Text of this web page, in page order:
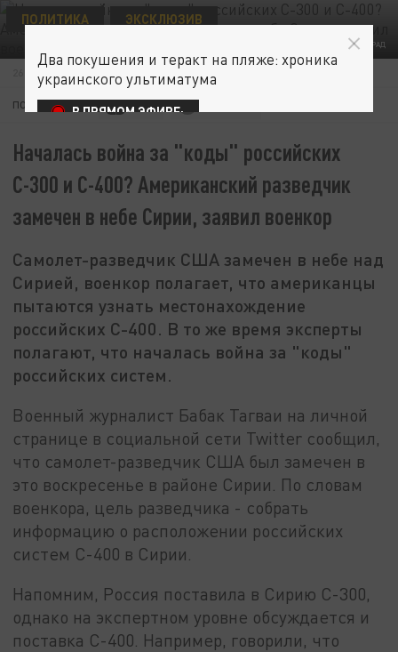
ФОТО: ЦАРЬГРАД
ПОЛИТИКА ЭКСКЛЮЗИВ
26 ФЕВРАЛЯ 15:23
ПОДПИШИТЕСЬ:
Началась война за "коды" российских
С-300 и С-400? Американский разведчик
замечен в небе Сирии, заявил военкор
Самолет-разведчик США замечен в небе над
Сирией, военкор полагает, что американцы
пытаются узнать местонахождение
российских С-400. В то же время эксперты
полагают, что началась война за "коды"
российских систем.
Военный журналист Бабак Тагваи на личной
странице в социальной сети Twitter сообщил,
что самолет-разведчик США был замечен в
это воскресенье в районе Сирии. По словам
военкора, цель разведчика - собрать
информацию о расположении российских
систем С-400 в Сирии.
Напомним, Россия поставила в Сирию С-300,
однако на экспертном уровне обсуждается и
поставка С-400. Например, говорили, что
Два покушения и теракт на пляже: хроника
украинского ультиматума
В ПРЯМОМ ЭФИРЕ: